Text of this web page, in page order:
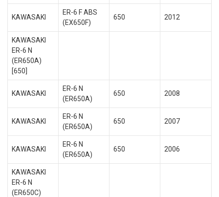
KAWASAKI
ER-6 F ABS
(EX650F)
650 2012
KAWASAKI
ER-6 N
(ER650A)
[650]
KAWASAKI
ER-6 N
(ER650A)
650 2008
KAWASAKI
ER-6 N
(ER650A)
650 2007
KAWASAKI
ER-6 N
(ER650A)
650 2006
KAWASAKI
ER-6 N
(ER650C)